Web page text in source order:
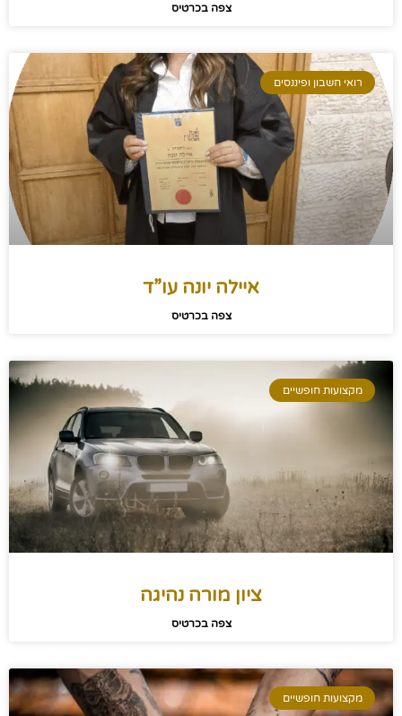
צפה בכרטיס
רואי חשבון ופיננסים
איילה יונה עו”ד
צפה בכרטיס
מקצועות חופשיים
ציון מורה נהיגה
צפה בכרטיס
מקצועות חופשיים